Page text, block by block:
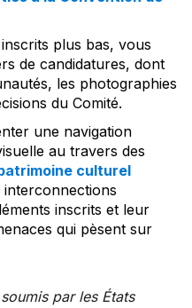
plus bas, vous
de candidatures, dont
les photographies
du Comité.
une navigation
au travers des
culturel
interconnections
inscrits et leur
qui pèsent sur
par les États